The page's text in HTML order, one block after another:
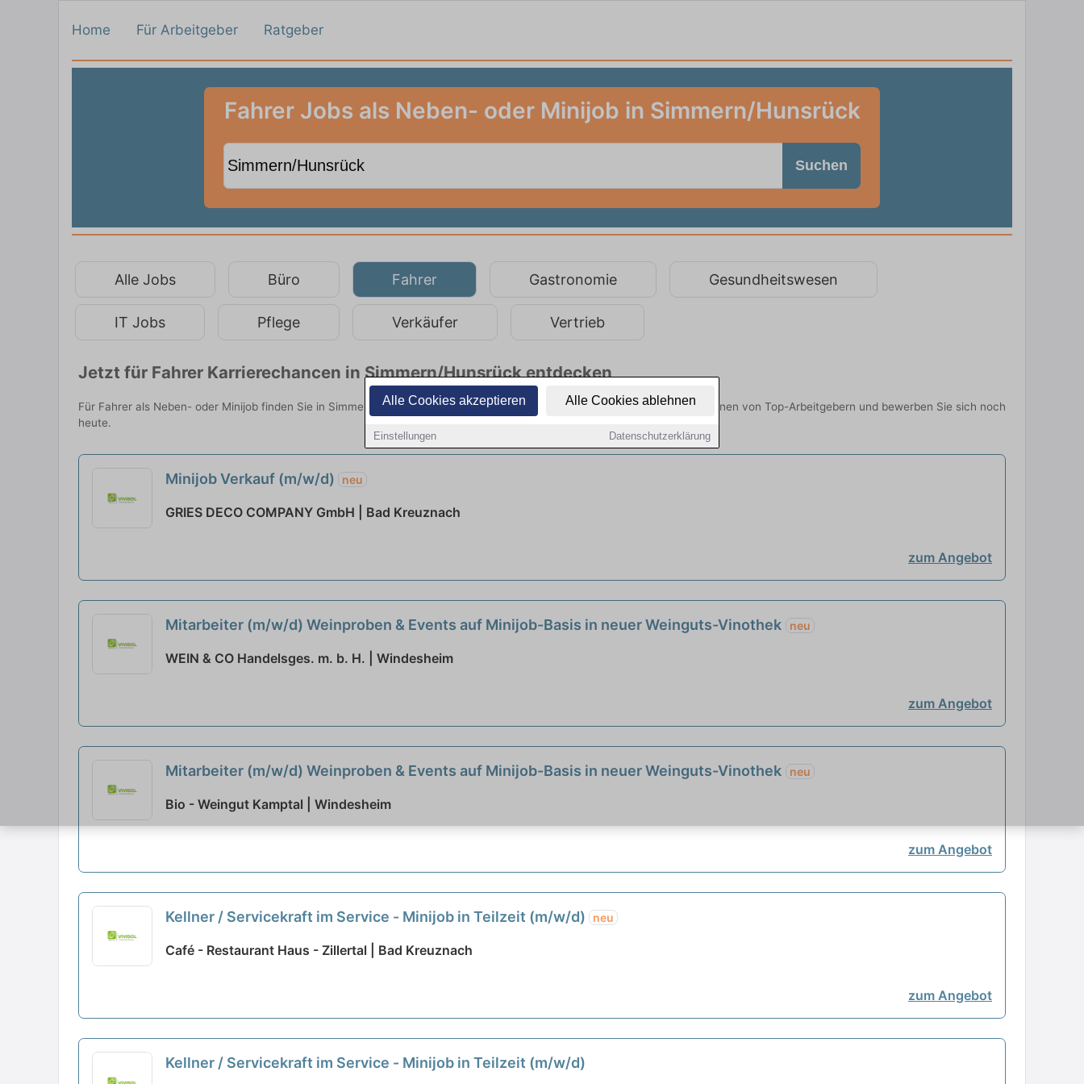
Alle Cookies akzeptieren Alle Cookies ablehnen
Einstellungen Datenschutzerklärung
Home Für Arbeitgeber Ratgeber
Fahrer Jobs als Neben- oder Minijob in Simmern/Hunsrück
Suchen
Alle Jobs Büro Fahrer Gastronomie Gesundheitswesen
IT Jobs Pflege Verkäufer Vertrieb
Jetzt für Fahrer Karrierechancen in Simmern/Hunsrück entdecken
Für Fahrer als Neben- oder Minijob finden Sie in Simmern/Hunsrück hier die aktuellsten Angebote. Entdecken Sie freie Optionen von Top-Arbeitgebern und bewerben Sie sich noch
heute.
Minijob Verkauf (m/w/d) neu
GRIES DECO COMPANY GmbH | Bad Kreuznach
zum Angebot
Mitarbeiter (m/w/d) Weinproben & Events auf Minijob-Basis in neuer Weinguts-Vinothek neu
WEIN & CO Handelsges. m. b. H. | Windesheim
zum Angebot
Mitarbeiter (m/w/d) Weinproben & Events auf Minijob-Basis in neuer Weinguts-Vinothek neu
Bio - Weingut Kamptal | Windesheim
zum Angebot
Kellner / Servicekraft im Service - Minijob in Teilzeit (m/w/d) neu
Café - Restaurant Haus - Zillertal | Bad Kreuznach
zum Angebot
Kellner / Servicekraft im Service - Minijob in Teilzeit (m/w/d)